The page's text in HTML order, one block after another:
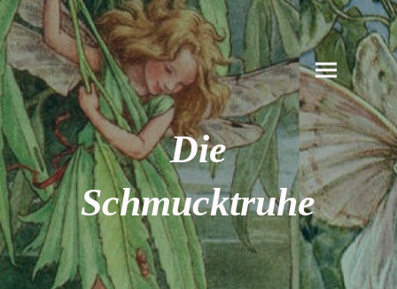
Die
Schmucktruhe